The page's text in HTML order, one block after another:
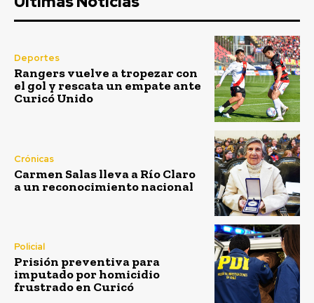
Deportes
Rangers vuelve a tropezar con
el gol y rescata un empate ante
Curicó Unido
Crónicas
Carmen Salas lleva a Río Claro
a un reconocimiento nacional
Policial
Prisión preventiva para
imputado por homicidio
frustrado en Curicó